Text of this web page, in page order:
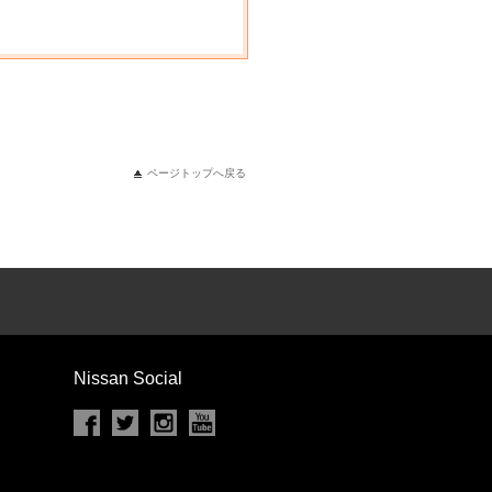
ページトップへ戻る
Nissan Social